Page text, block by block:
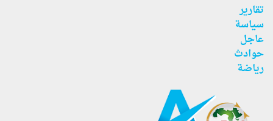
تقارير
سياسة
عاجل
حوادث
رياضة